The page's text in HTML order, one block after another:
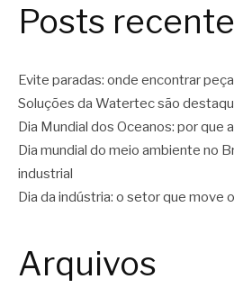
Posts
Evite paradas: onde encontrar
Soluções da Watertec são
Dia Mundial dos Oceanos: por que
Dia mundial do meio ambiente no
industrial
Dia da indústria: o setor que move
Arquivos